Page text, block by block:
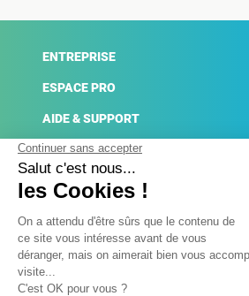
ENTREPRISE
ESPACE PRO
AIDE & SUPPORT
ACTUALITÉS
Mentions légales